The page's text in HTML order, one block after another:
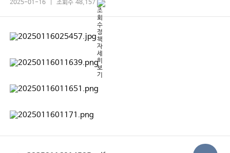
2025-01-16 | 조회수 48,157